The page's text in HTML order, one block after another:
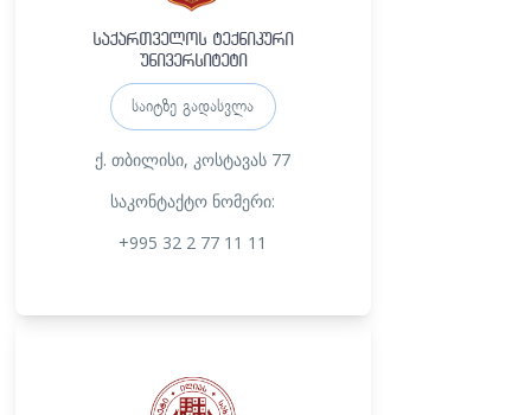
საქართველოს ტექნიკური
უნივერსიტეტი
საიტზე გადასვლა
ქ. თბილისი, კოსტავას 77
საკონტაქტო ნომერი:
+995 32 2 77 11 11